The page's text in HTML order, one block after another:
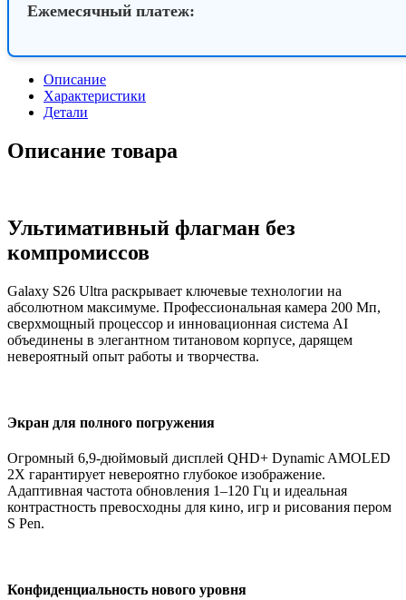
Ежемесячный платеж:
Описание
Характеристики
Детали
Описание товара
Ультимативный флагман без
компромиссов
Galaxy S26 Ultra раскрывает ключевые технологии на
абсолютном максимуме. Профессиональная камера 200 Мп,
сверхмощный процессор и инновационная система AI
объединены в элегантном титановом корпусе, дарящем
невероятный опыт работы и творчества.
Экран для полного погружения
Огромный 6,9-дюймовый дисплей QHD+ Dynamic AMOLED
2X гарантирует невероятно глубокое изображение.
Адаптивная частота обновления 1–120 Гц и идеальная
контрастность превосходны для кино, игр и рисования пером
S Pen.
Конфиденциальность нового уровня